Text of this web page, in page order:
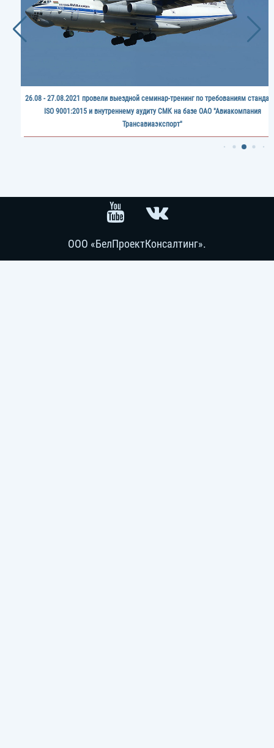
26.08 - 27.08.2021 провели выездной семинар-тренинг по требованиям
ISO 9001:2015 и внутреннему аудиту СМК на базе ОАО "Авиакомпания
Трансавиаэкспорт"
ООО «БелПроектКонсалтинг».